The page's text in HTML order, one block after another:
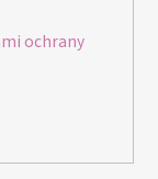
ochrany